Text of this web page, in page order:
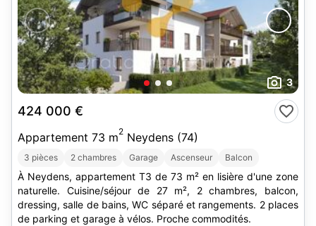
3
424 000 €
Appartement 73 m2 Neydens (74)
3 pièces 2 chambres Garage Ascenseur Balcon
À Neydens, appartement T3 de 73 m² en lisière d'une zone
naturelle. Cuisine/séjour de 27 m², 2 chambres, balcon,
dressing, salle de bains, WC séparé et rangements. 2 places
de parking et garage à vélos. Proche commodités.